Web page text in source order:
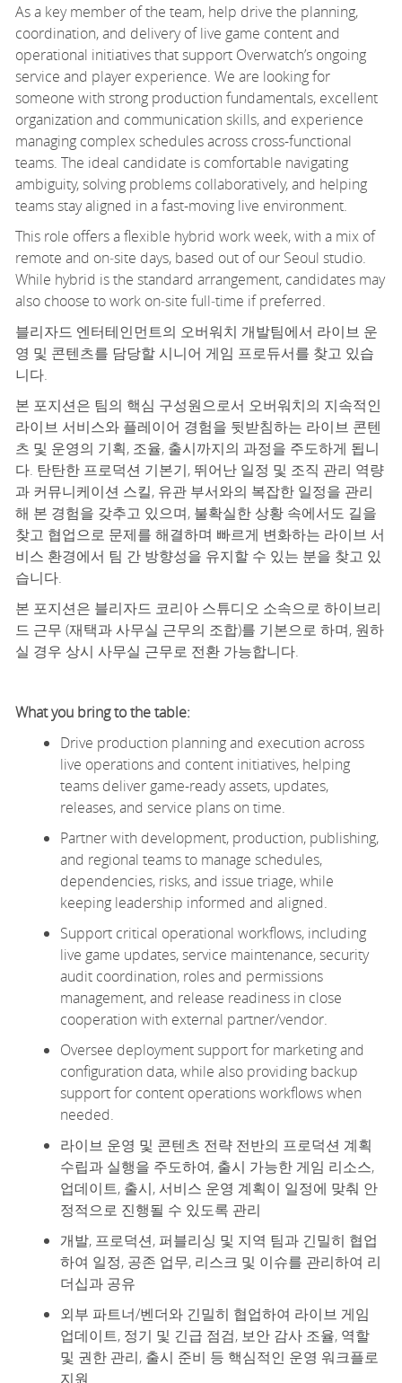
As a key member of the team, help drive the planning,
coordination, and delivery of live game content and
operational initiatives that support Overwatch’s ongoing
service and player experience. We are looking for
someone with strong production fundamentals, excellent
organization and communication skills, and experience
managing complex schedules across cross-functional
teams. The ideal candidate is comfortable navigating
ambiguity, solving problems collaboratively, and helping
teams stay aligned in a fast-moving live environment.
This role offers a flexible hybrid work week, with a mix of
remote and on‑site days, based out of our Seoul studio.
While hybrid is the standard arrangement, candidates may
also choose to work on‑site full‑time if preferred.
블리자드 엔터테인먼트의 오버워치 개발팀에서 라이브 운
영 및 콘텐츠를 담당할 시니어 게임 프로듀서를 찾고 있습
니다.
본 포지션은 팀의 핵심 구성원으로서 오버워치의 지속적인
라이브 서비스와 플레이어 경험을 뒷받침하는 라이브 콘텐
츠 및 운영의 기획, 조율, 출시까지의 과정을 주도하게 됩니
다. 탄탄한 프로덕션 기본기, 뛰어난 일정 및 조직 관리 역량
과 커뮤니케이션 스킬, 유관 부서와의 복잡한 일정을 관리
해 본 경험을 갖추고 있으며, 불확실한 상황 속에서도 길을
찾고 협업으로 문제를 해결하며 빠르게 변화하는 라이브 서
비스 환경에서 팀 간 방향성을 유지할 수 있는 분을 찾고 있
습니다.
본 포지션은 블리자드 코리아 스튜디오 소속으로 하이브리
드 근무 (재택과 사무실 근무의 조합)를 기본으로 하며, 원하
실 경우 상시 사무실 근무로 전환 가능합니다.
What you bring to the table:
Drive production planning and execution across
live operations and content initiatives, helping
teams deliver game-ready assets, updates,
releases, and service plans on time.
Partner with development, production, publishing,
and regional teams to manage schedules,
dependencies, risks, and issue triage, while
keeping leadership informed and aligned.
Support critical operational workflows, including
live game updates, service maintenance, security
audit coordination, roles and permissions
management, and release readiness in close
cooperation with external partner/vendor.
Oversee deployment support for marketing and
configuration data, while also providing backup
support for content operations workflows when
needed.
라이브 운영 및 콘텐츠 전략 전반의 프로덕션 계획
수립과 실행을 주도하여, 출시 가능한 게임 리소스,
업데이트, 출시, 서비스 운영 계획이 일정에 맞춰 안
정적으로 진행될 수 있도록 관리
개발, 프로덕션, 퍼블리싱 및 지역 팀과 긴밀히 협업
하여 일정, 공존 업무, 리스크 및 이슈를 관리하여 리
더십과 공유
외부 파트너/벤더와 긴밀히 협업하여 라이브 게임
업데이트, 정기 및 긴급 점검, 보안 감사 조율, 역할
및 권한 관리, 출시 준비 등 핵심적인 운영 워크플로
지원